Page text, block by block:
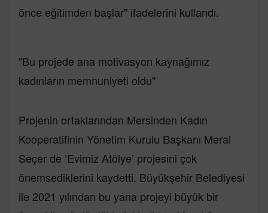
önce eğitimden başlar" ifadelerini kullandı.
"Bu projede ana motivasyon kaynağımız
kadınların memnuniyeti oldu"
Projenin ortaklarından Mersinden Kadın
Kooperatifinin Yönetim Kurulu Başkanı Meral
Seçer de ‘Evimiz Atölye’ projesini çok
önemsediklerini kaydetti. Büyükşehir Belediyesi
ile 2021 yılından bu yana projeyi büyük bir